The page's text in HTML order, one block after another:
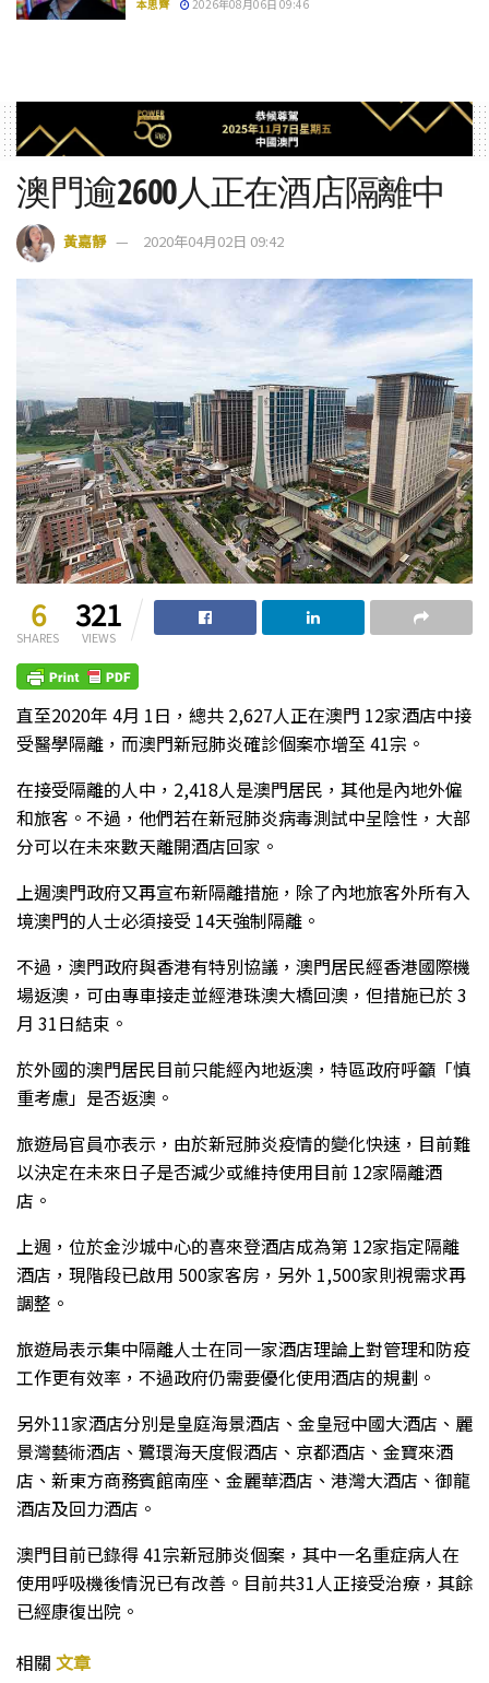
本思齊 2026年08月06日 09:46
澳門逾2600人正在酒店隔離中
黃嘉靜 2020年04月02日 09:42
6
SHARES
321
VIEWS
直至2020年 4月 1日，總共 2,627人正在澳門 12家酒店中接
受醫學隔離，而澳門新冠肺炎確診個案亦增至 41宗。
在接受隔離的人中，2,418人是澳門居民，其他是內地外僱
和旅客。不過，他們若在新冠肺炎病毒測試中呈陰性，大部
分可以在未來數天離開酒店回家。
上週澳門政府又再宣布新隔離措施，除了內地旅客外所有入
境澳門的人士必須接受 14天強制隔離。
不過，澳門政府與香港有特別協議，澳門居民經香港國際機
場返澳，可由專車接走並經港珠澳大橋回澳，但措施已於 3
月 31日結束。
於外國的澳門居民目前只能經內地返澳，特區政府呼籲「慎
重考慮」是否返澳。
旅遊局官員亦表示，由於新冠肺炎疫情的變化快速，目前難
以決定在未來日子是否減少或維持使用目前 12家隔離酒
店。
上週，位於金沙城中心的喜來登酒店成為第 12家指定隔離
酒店，現階段已啟用 500家客房，另外 1,500家則視需求再
調整。
旅遊局表示集中隔離人士在同一家酒店理論上對管理和防疫
工作更有效率，不過政府仍需要優化使用酒店的規劃。
另外11家酒店分別是皇庭海景酒店、金皇冠中國大酒店、麗
景灣藝術酒店、鷺環海天度假酒店、京都酒店、金寶來酒
店、新東方商務賓館南座、金麗華酒店、港灣大酒店、御龍
酒店及回力酒店。
澳門目前已錄得 41宗新冠肺炎個案，其中一名重症病人在
使用呼吸機後情況已有改善。目前共31人正接受治療，其餘
已經康復出院。
相關 文章